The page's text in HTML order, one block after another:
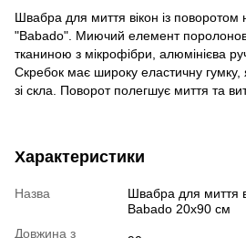
Швабра для миття вікон із поворотом
"Babado". Миючий елемент
тканиною з мікрофібри, алюмінієва
Скребок має широку еластичну гумку,
зі скла. Поворот полегшує миття та
Характеристики
Назва
Швабра для миття
Babado 20x90 см
Довжина з